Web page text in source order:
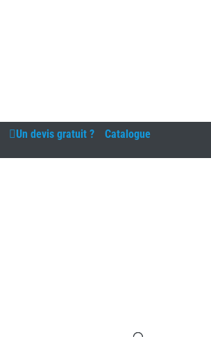
Un devis gratuit ? Catalogue